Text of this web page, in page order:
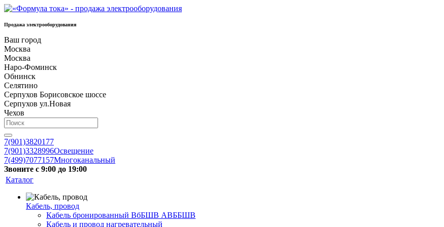
Продажа электрооборудования
Ваш город
Москва
Москва
Наро-Фоминск
Обнинск
Селятино
Серпухов Борисовское шоссе
Серпухов ул.Новая
Чехов
7(901)3820177
7(901)3328996Освещение
7(499)7077157Многоканальный
Звоните с 9:00 до 19:00
Каталог
Кабель, провод
Кабель бронированный ВбБШВ АВББШВ
Кабель и провод нагревательный